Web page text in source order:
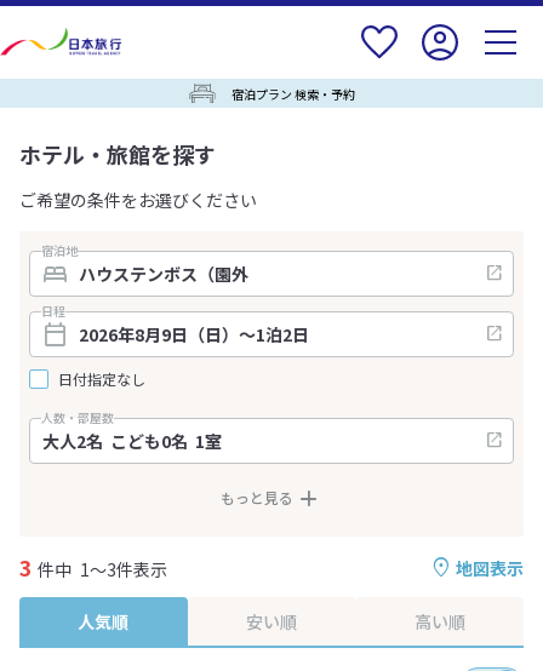
宿泊プラン 検索・予約
ホテル・旅館を探す
ご希望の条件をお選びください
宿泊地
日程
日付指定なし
人数・部屋数
もっと見る
地図表示
3 件中 1～3件表示
人気順 安い順 高い順